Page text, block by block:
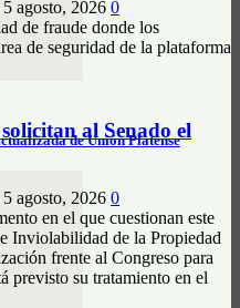
de Unión Platense
5 agosto, 2026 0
de fraude donde los
de seguridad de la plataforma
al Senado el
5 agosto, 2026 0
en el que cuestionan este
Inviolabilidad de la Propiedad
frente al Congreso para
previsto su tratamiento en el